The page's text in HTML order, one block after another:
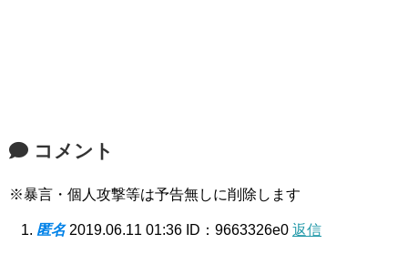
コメント
※暴言・個人攻撃等は予告無しに削除します
匿名 2019.06.11 01:36 ID：9663326e0 返信